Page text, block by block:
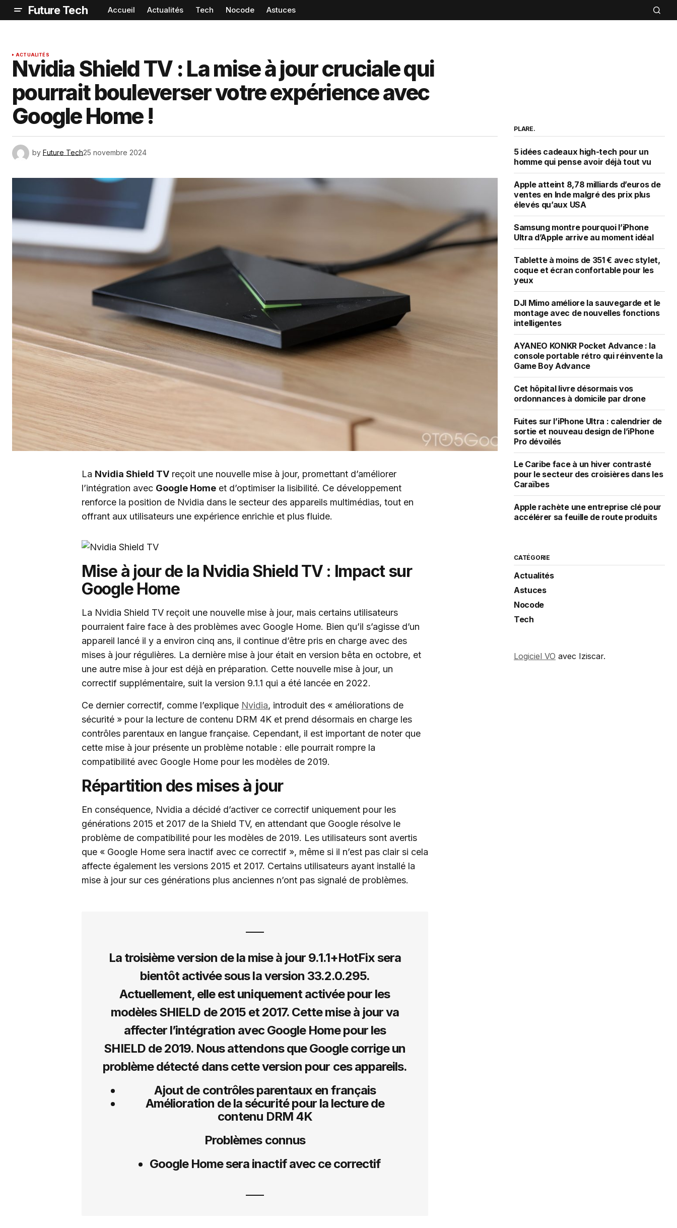
Future Tech Accueil Actualités Tech Nocode Astuces
ACTUALITÉS
Nvidia Shield TV : La mise à jour cruciale qui
pourrait bouleverser votre expérience avec
Google Home !
by Future Tech25 novembre 2024
La Nvidia Shield TV reçoit une nouvelle mise à jour, promettant d’améliorer
l’intégration avec Google Home et d’optimiser la lisibilité. Ce développement
renforce la position de Nvidia dans le secteur des appareils multimédias, tout en
offrant aux utilisateurs une expérience enrichie et plus fluide.
Mise à jour de la Nvidia Shield TV : Impact sur
Google Home
La Nvidia Shield TV reçoit une nouvelle mise à jour, mais certains utilisateurs
pourraient faire face à des problèmes avec Google Home. Bien qu’il s’agisse d’un
appareil lancé il y a environ cinq ans, il continue d’être pris en charge avec des
mises à jour régulières. La dernière mise à jour était en version bêta en octobre, et
une autre mise à jour est déjà en préparation. Cette nouvelle mise à jour, un
correctif supplémentaire, suit la version 9.1.1 qui a été lancée en 2022.
Ce dernier correctif, comme l’explique Nvidia, introduit des « améliorations de
sécurité » pour la lecture de contenu DRM 4K et prend désormais en charge les
contrôles parentaux en langue française. Cependant, il est important de noter que
cette mise à jour présente un problème notable : elle pourrait rompre la
compatibilité avec Google Home pour les modèles de 2019.
Répartition des mises à jour
En conséquence, Nvidia a décidé d’activer ce correctif uniquement pour les
générations 2015 et 2017 de la Shield TV, en attendant que Google résolve le
problème de compatibilité pour les modèles de 2019. Les utilisateurs sont avertis
que « Google Home sera inactif avec ce correctif », même si il n’est pas clair si cela
affecte également les versions 2015 et 2017. Certains utilisateurs ayant installé la
mise à jour sur ces générations plus anciennes n’ont pas signalé de problèmes.
La troisième version de la mise à jour 9.1.1+HotFix sera
bientôt activée sous la version 33.2.0.295.
Actuellement, elle est uniquement activée pour les
modèles SHIELD de 2015 et 2017. Cette mise à jour va
affecter l’intégration avec Google Home pour les
SHIELD de 2019. Nous attendons que Google corrige un
problème détecté dans cette version pour ces appareils.
Ajout de contrôles parentaux en français
Amélioration de la sécurité pour la lecture de
contenu DRM 4K
Problèmes connus
Google Home sera inactif avec ce correctif
PLARE.
5 idées cadeaux high-tech pour un
homme qui pense avoir déjà tout vu
Apple atteint 8,78 milliards d’euros de
ventes en Inde malgré des prix plus
élevés qu’aux USA
Samsung montre pourquoi l’iPhone
Ultra d’Apple arrive au moment idéal
Tablette à moins de 351 € avec stylet,
coque et écran confortable pour les
yeux
DJI Mimo améliore la sauvegarde et le
montage avec de nouvelles fonctions
intelligentes
AYANEO KONKR Pocket Advance : la
console portable rétro qui réinvente la
Game Boy Advance
Cet hôpital livre désormais vos
ordonnances à domicile par drone
Fuites sur l’iPhone Ultra : calendrier de
sortie et nouveau design de l’iPhone
Pro dévoilés
Le Caribe face à un hiver contrasté
pour le secteur des croisières dans les
Caraïbes
Apple rachète une entreprise clé pour
accélérer sa feuille de route produits
CATÉGORIE
Actualités
Astuces
Nocode
Tech
Logiciel VO avec Iziscar.